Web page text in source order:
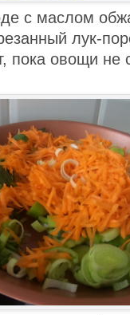
с маслом
лук-
пока овощи не